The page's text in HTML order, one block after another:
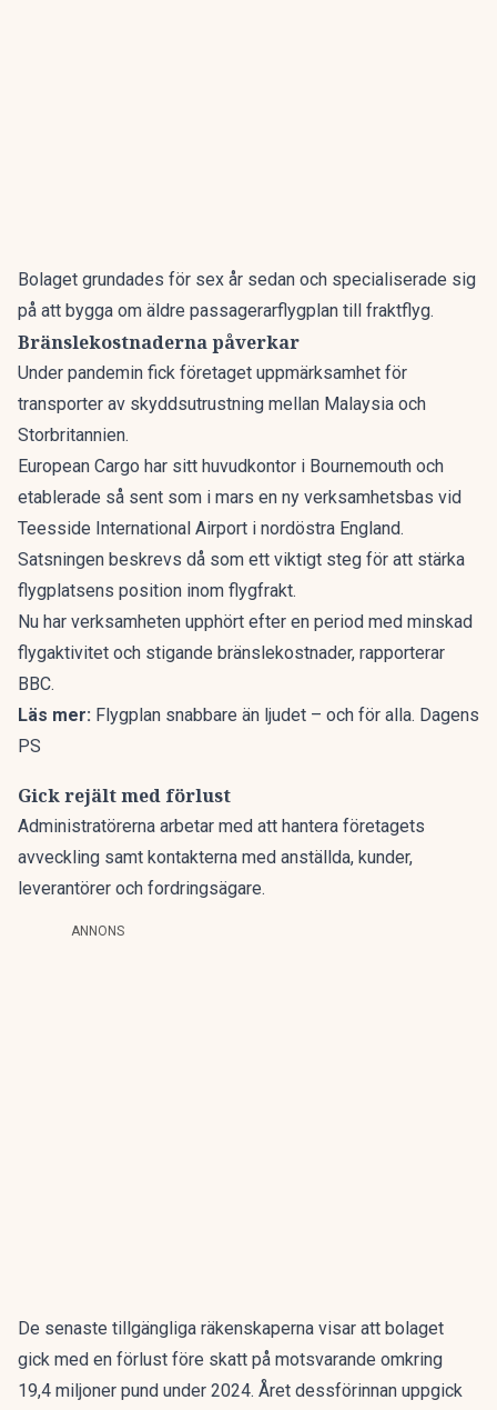
Bolaget grundades för sex år sedan och specialiserade sig
på att bygga om äldre passagerarflygplan till fraktflyg.
Bränslekostnaderna påverkar
Under pandemin fick företaget uppmärksamhet för
transporter av skyddsutrustning mellan Malaysia och
Storbritannien.
European Cargo har sitt huvudkontor i Bournemouth och
etablerade så sent som i mars en ny verksamhetsbas vid
Teesside International Airport i nordöstra England.
Satsningen beskrevs då som ett viktigt steg för att stärka
flygplatsens position inom flygfrakt.
Nu har verksamheten upphört efter en period med minskad
flygaktivitet och stigande bränslekostnader, rapporterar
BBC.
Läs mer: Flygplan snabbare än ljudet – och för alla. Dagens
PS
Gick rejält med förlust
Administratörerna arbetar med att hantera företagets
avveckling samt kontakterna med anställda, kunder,
leverantörer och fordringsägare.
ANNONS
De senaste tillgängliga räkenskaperna visar att bolaget
gick med en förlust före skatt på motsvarande omkring
19,4 miljoner pund under 2024. Året dessförinnan uppgick